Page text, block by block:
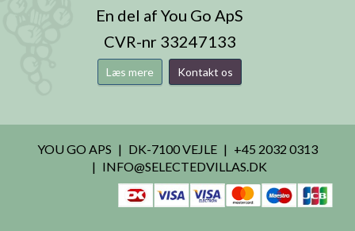
En del af You Go ApS
CVR-nr 33247133
Læs mere Kontakt os
YOU GO APS DK-7100 VEJLE
+45 2032 0313
INFO@SELECTEDVILLAS.DK